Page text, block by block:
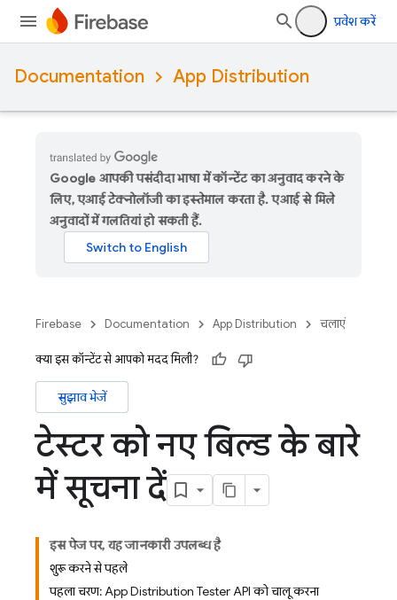
प्रवेश करें
Documentation App Distribution
Google आपकी पसंदीदा भाषा में कॉन्टेंट का अनुवाद करने के
लिए, एआई टेक्नोलॉजी का इस्तेमाल करता है. एआई से मिले
अनुवादों में गलतियां हो सकती हैं.
Firebase Documentation App Distribution चलाएं
क्या इस कॉन्टेंट से आपको मदद मिली?
सुझाव भेजें
टेस्टर को नए बिल्ड के बारे
में सूचना दें
इस पेज पर, यह जानकारी उपलब्ध है
शुरू करने से पहले
पहला चरण: App Distribution Tester API को चालू करना